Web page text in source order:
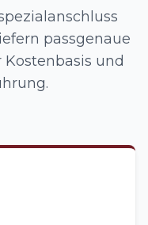
passgenaue
und